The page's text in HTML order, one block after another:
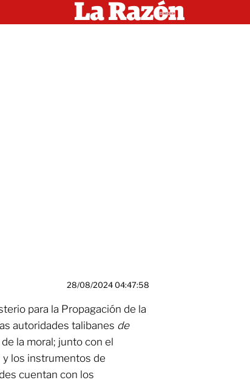
28/08/2024 04:47:58
para la Propagación de la
autoridades talibanes de
la moral; junto con el
y los instrumentos de
cuentan con los